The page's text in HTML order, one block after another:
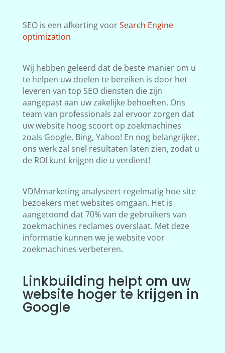
SEO is een afkorting voorSearch Engine
optimization
Wij hebben geleerd dat de beste manier om u
te helpen uw doelen te bereiken is door het
leveren van top SEO diensten die zijn
aangepast aan uw zakelijke behoeften. Ons
team van professionals zal ervoor zorgen dat
uw website hoog scoort op zoekmachines
zoals Google, Bing, Yahoo! En nog belangrijker,
ons werk zal snel resultaten laten zien, zodat u
de ROI kunt krijgen die u verdient!
VDMmarketing analyseert regelmatig hoe site
bezoekers met websites omgaan. Het is
aangetoond dat 70% van de gebruikers van
zoekmachines reclames overslaat. Met deze
informatie kunnen we je website voor
zoekmachines verbeteren.
Linkbuilding helpt om uw
website hoger te krijgen in
Google